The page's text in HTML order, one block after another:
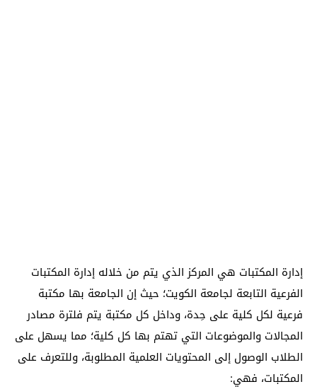
إدارة المكتبات هي المركز الذي يتم من خلاله إدارة المكتبات
الفرعية التابعة لجامعة الكويت؛ حيث إن الجامعة بها مكتبة
فرعية لكل كلية على حِدة، وداخل كل مكتبة يتم فلترة مصادر
المجالات والموضوعات التي تهتم بها كل كلية؛ مما يسهل على
الطلاب الوصول إلى المحتويات العلمية المطلوبة، وللتعرف على
المكتبات، فهي: